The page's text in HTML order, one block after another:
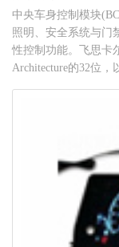
中央车身控制模块
照明、安全系统与门
性控制功能。飞思卡
Architecture的32位，